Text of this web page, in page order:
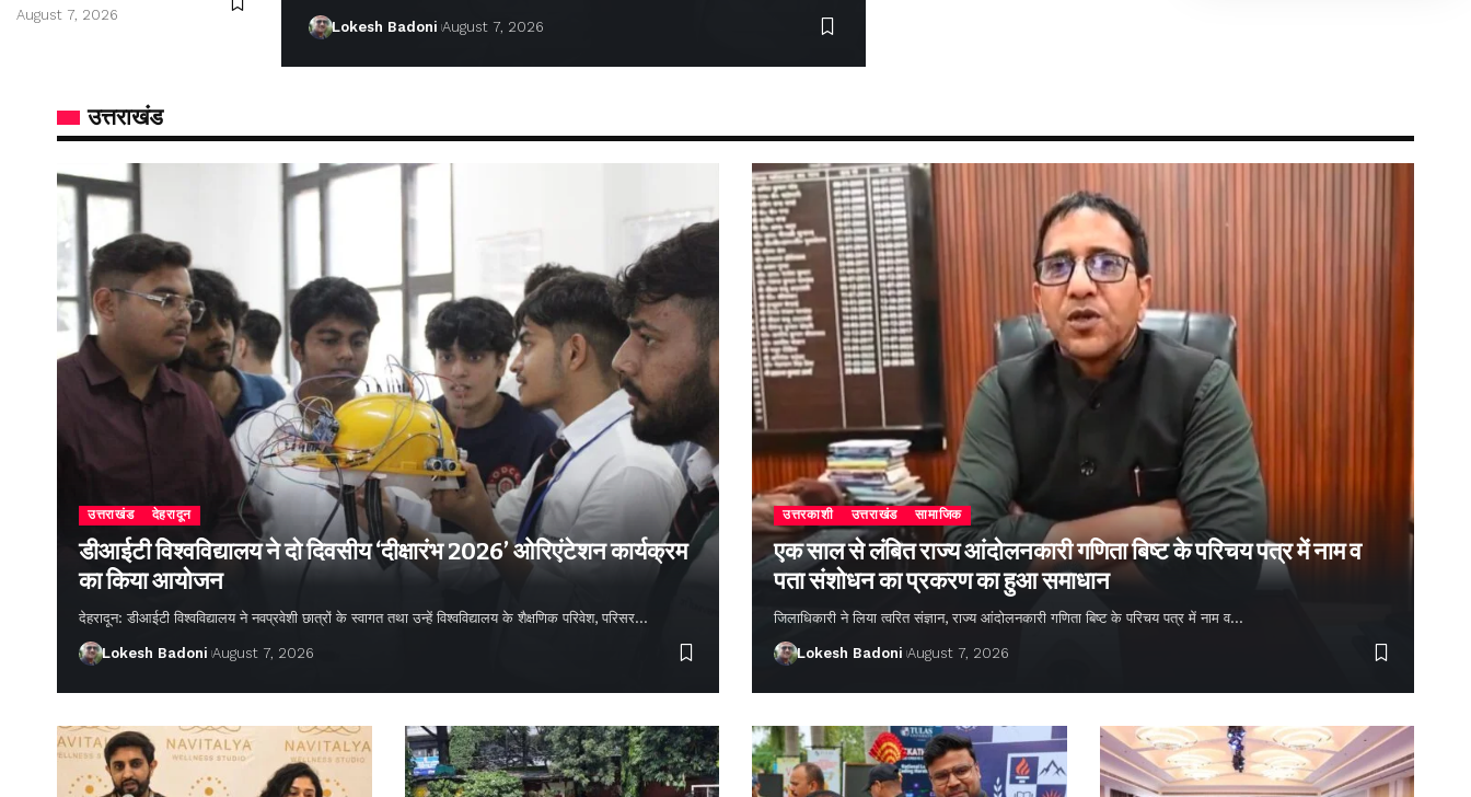
August 7, 2026
Lokesh Badoni August 7, 2026
उत्तराखंड
उत्तराखंड देहरादून
डीआईटी विश्वविद्यालय ने दो दिवसीय ‘दीक्षारंभ 2026’ ओरिएंटेशन कार्यक्रम
का किया आयोजन
देहरादून: डीआईटी विश्वविद्यालय ने नवप्रवेशी छात्रों के स्वागत तथा उन्हें विश्वविद्यालय के शैक्षणिक परिवेश, परिसर…
Lokesh Badoni August 7, 2026
उत्तरकाशी उत्तराखंड सामाजिक
एक साल से लंबित राज्य आंदोलनकारी गणिता बिष्ट के परिचय पत्र में नाम व
पता संशोधन का प्रकरण का हुआ समाधान
जिलाधिकारी ने लिया त्वरित संज्ञान, राज्य आंदोलनकारी गणिता बिष्ट के परिचय पत्र में नाम व…
Lokesh Badoni August 7, 2026